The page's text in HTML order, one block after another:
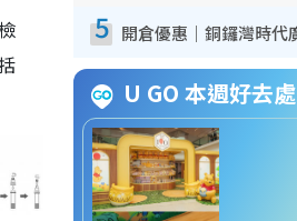
5
U GO 本週好去處